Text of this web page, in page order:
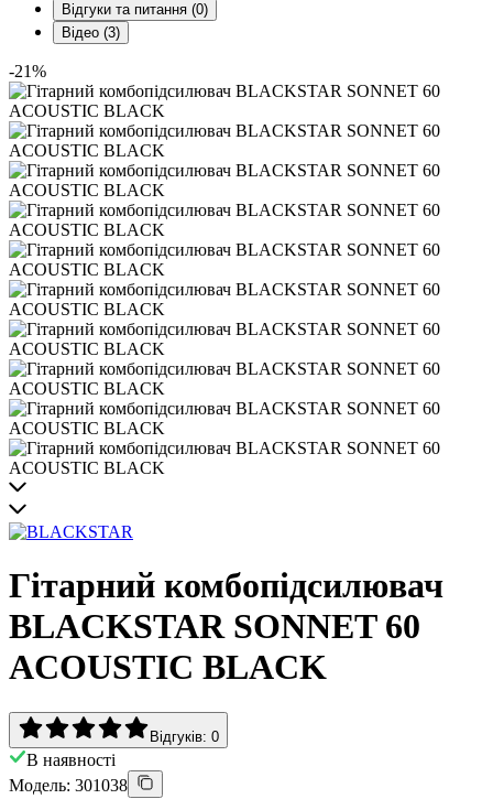
Відгуки та питання (0)
Відео (3)
-21%
Гітарний комбопідсилювач
BLACKSTAR SONNET 60
ACOUSTIC BLACK
Відгуків: 0
В наявності
Модель: 301038